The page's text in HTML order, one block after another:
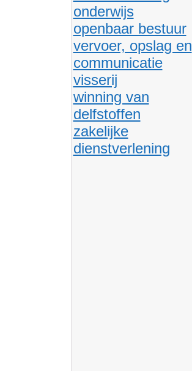
onderwijs
openbaar bestuur
vervoer, opslag en
communicatie
visserij
winning van
delfstoffen
zakelijke
dienstverlening